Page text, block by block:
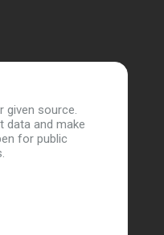
given source.
data and make
for public